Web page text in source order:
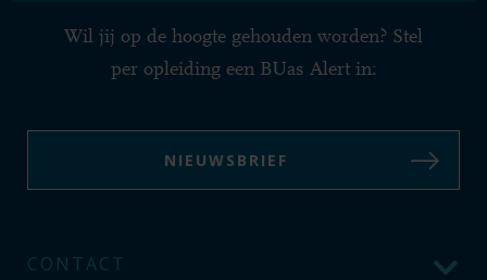
Wil jij op de hoogte gehouden worden? Stel
per opleiding een BUas Alert in:
NIEUWSBRIEF
CONTACT